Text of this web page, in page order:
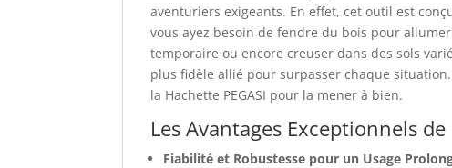
aventuriers exigeants. En effet, cet outil est
vous ayez besoin de fendre du bois pour
temporaire ou encore creuser dans des sols
plus fidèle allié pour surpasser chaque
la Hachette PEGASI pour la mener à bien.
Les Avantages Exceptionnels de
Fiabilité et Robustesse pour un Usage